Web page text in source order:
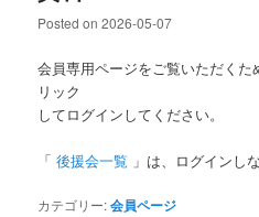
Posted on2026-05-07
会員専用ページをご覧いただくた
リック
してログインしてください。
「後援会一覧 」は、ログインし
カテゴリー:会員ページ